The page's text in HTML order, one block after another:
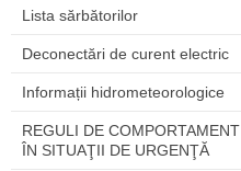
Lista sărbătorilor
Deconectări de curent electric
Informații hidrometeorologice
REGULI DE COMPORTAMENT
ÎN SITUAŢII DE URGENŢĂ